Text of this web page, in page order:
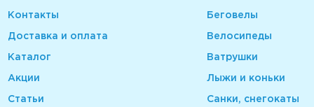
Контакты
Доставка и оплата
Каталог
Акции
Статьи
Беговелы
Велосипеды
Ватрушки
Лыжи и коньки
Санки, снегокаты